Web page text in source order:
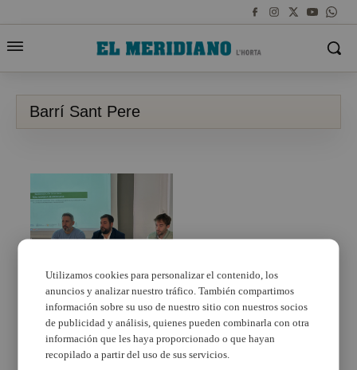
Barrí Sant Pere
Presentació de l’avant
projecte de
Reurbanització de
l’entorn del Barri de
Sant Pere en
Rafelbunyol
Utilizamos cookies para personalizar el contenido, los
anuncios y analizar nuestro tráfico. También compartimos
información sobre su uso de nuestro sitio con nuestros socios
de publicidad y análisis, quienes pueden combinarla con otra
información que les haya proporcionado o que hayan
recopilado a partir del uso de sus servicios.